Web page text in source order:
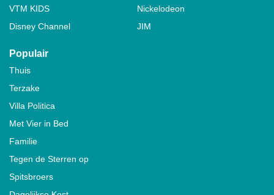
VTM KIDS
Nickelodeon
Disney Channel
JIM
Populair
Thuis
Terzake
Villa Politica
Met Vier in Bed
Familie
Tegen de Sterren op
Spitsbroers